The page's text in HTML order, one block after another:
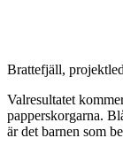
Brattefjäll,
Valresultatet
papperskorgarna.
är det barnen som